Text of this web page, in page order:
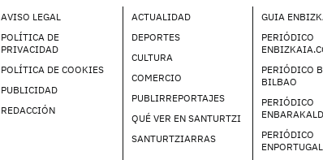
AVISO LEGAL
POLÍTICA DE
PRIVACIDAD
POLÍTICA DE COOKIES
PUBLICIDAD
REDACCIÓN
ACTUALIDAD
DEPORTES
CULTURA
COMERCIO
PUBLIRREPORTAJES
QUÉ VER EN SANTURTZI
SANTURTZIARRAS
GUIA
PERIÓDICO
PERIÓDICO
BILBAO
PERIÓDICO
PERIÓDICO